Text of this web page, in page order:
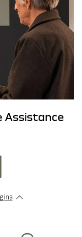
Assistance